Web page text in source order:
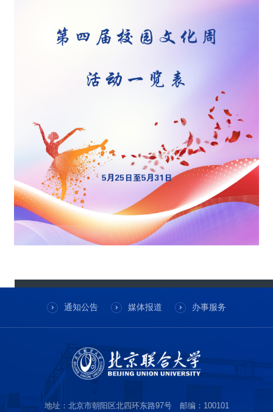
通知公告 媒体报道 办事服务
地址：北京市朝阳区北四环东路97号 邮编：100101